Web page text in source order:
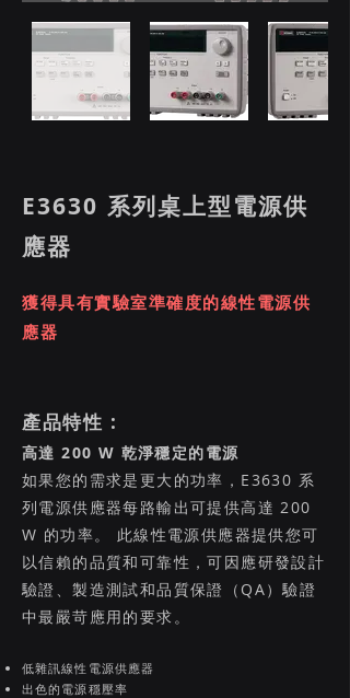
E3630 系列桌上型電源供
應器
獲得具有實驗室準確度的線性電源供
應器
產品特性 :
高達 200 W 乾淨穩定的電源
如果您的需求是更大的功率，E3630 系
列電源供應器每路輸出可提供高達 200
W 的功率。 此線性電源供應器提供您可
以信賴的品質和可靠性，可因應研發設計
驗證、製造測試和品質保證（QA）驗證
中最嚴苛應用的要求。
低雜訊線性電源供應器
出色的電源穩壓率